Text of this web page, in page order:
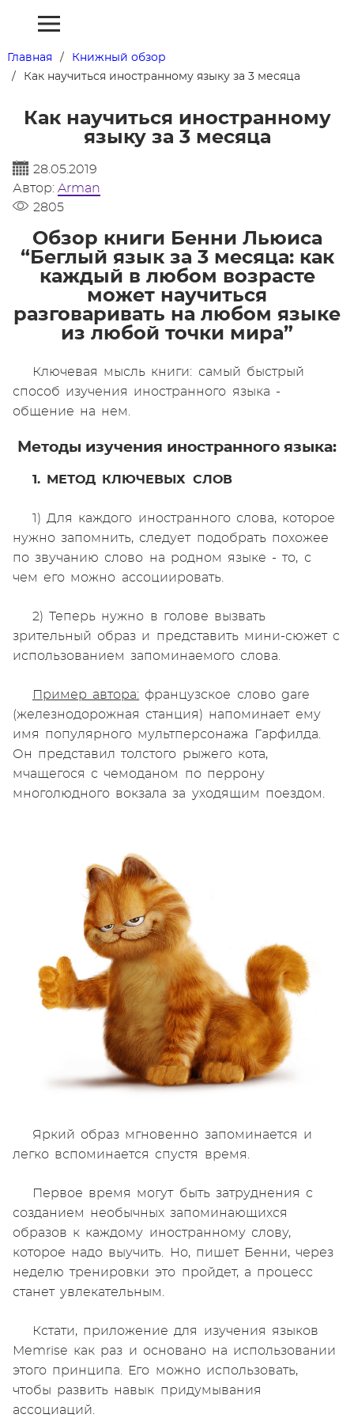
Главная
Книжный обзор
Как научиться иностранному языку за 3 месяца
Как научиться иностранному
языку за 3 месяца
28.05.2019
Автор: Arman
2805
Обзор книги Бенни Льюиса
“Беглый язык за 3 месяца: как
каждый в любом возрасте
может научиться
разговаривать на любом языке
из любой точки мира”
Ключевая мысль книги: самый быстрый
способ изучения иностранного языка -
общение на нем.
Методы изучения иностранного языка:
1. МЕТОД КЛЮЧЕВЫХ СЛОВ
1) Для каждого иностранного слова, которое
нужно запомнить, следует подобрать похожее
по звучанию слово на родном языке - то, с
чем его можно ассоциировать.
2) Теперь нужно в голове вызвать
зрительный образ и представить мини-сюжет с
использованием запоминаемого слова.
Пример автора: французское слово gare
(железнодорожная станция) напоминает ему
имя популярного мультперсонажа Гарфилда.
Он представил толстого рыжего кота,
мчащегося с чемоданом по перрону
многолюдного вокзала за уходящим поездом.
Яркий образ мгновенно запоминается и
легко вспоминается спустя время.
Первое время могут быть затруднения с
созданием необычных запоминающихся
образов к каждому иностранному слову,
которое надо выучить. Но, пишет Бенни, через
неделю тренировки это пройдет, а процесс
станет увлекательным.
Кстати, приложение для изучения языков
Memrise как раз и основано на использовании
этого принципа. Его можно использовать,
чтобы развить навык придумывания
ассоциаций.